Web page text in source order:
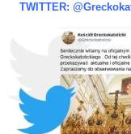
TWITTER: